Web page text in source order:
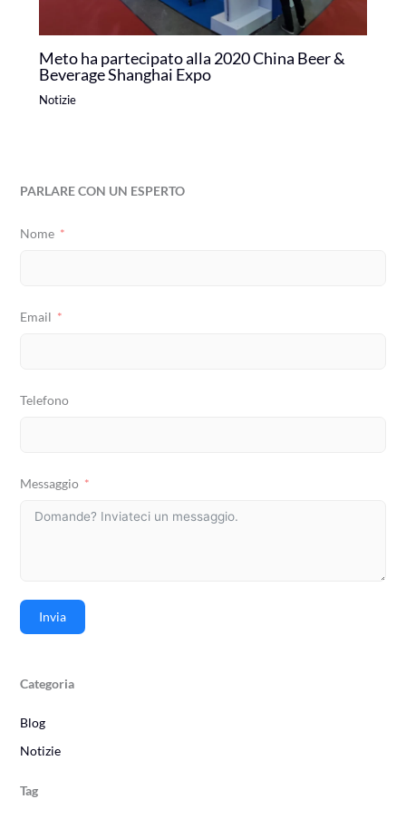
Meto ha partecipato alla 2020 China Beer &
Beverage Shanghai Expo
Notizie
PARLARE CON UN ESPERTO
Nome
Email
Telefono
Messaggio
Invia
Categoria
Blog
Notizie
Tag